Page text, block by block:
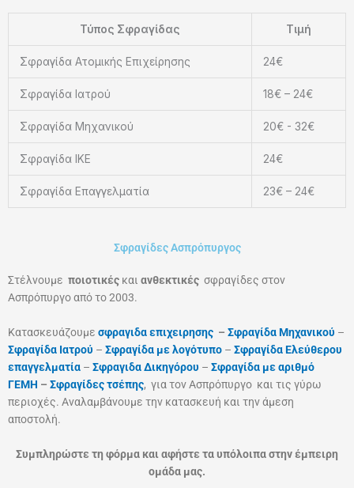
Τύπος Σφραγίδας Τιμή
Σφραγίδα Ατομικής Επιχείρησης 24€
Σφραγίδα Ιατρού 18€ – 24€
Σφραγίδα Μηχανικού 20€ - 32€
Σφραγίδα ΙΚΕ 24€
Σφραγίδα Επαγγελματία 23€ – 24€
Σφραγίδες Ασπρόπυργος
Στέλνουμε ποιοτικές και ανθεκτικές σφραγίδες στον
Ασπρόπυργοαπό το 2003.
Κατασκευάζουμε σφραγιδα επιχειρησης – Σφραγίδα Μηχανικού –
Σφραγίδα Ιατρού – Σφραγίδα με λογότυπο – Σφραγίδα Ελεύθερου
επαγγελματία – Σφραγιδα Δικηγόρου – Σφραγίδα με αριθμό
ΓΕΜΗ – Σφραγίδες τσέπης, για τον Ασπρόπυργο και τις γύρω
περιοχές. Αναλαμβάνουμε την κατασκευή και την άμεση
αποστολή.
Συμπληρώστε τη φόρμα και αφήστε τα υπόλοιπα στην έμπειρη
ομάδα μας.